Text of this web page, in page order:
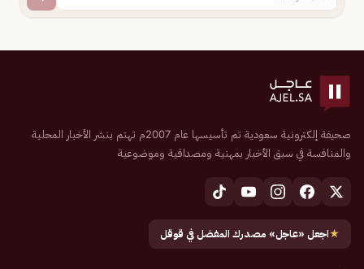
صحيفة إلكترونية سعودية تم تأسيسها عام 2007م تهتم بنشر الأخبار المحلية
والمنافسة في سبق الأخبار بمهنية ومصداقية وموضوعية
★اجعل «عاجل» مصدرك المفضل في قوقل